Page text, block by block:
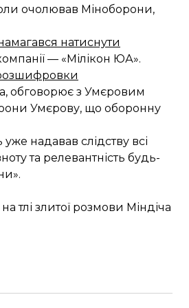
очолював Міноборони,
натиснути
— «Мілікон ЮА».
обговорює з Умєровим
Умєрову, що оборонну
надавав слідству всі
та релевантність будь-
тлі злитої розмови Міндіча